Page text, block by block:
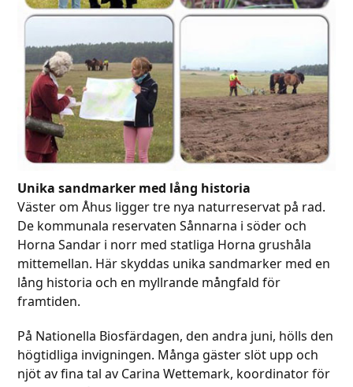
Unika sandmarker med lång historia
Väster om Åhus ligger tre nya naturreservat på rad.
De kommunala reservaten Sånnarna i söder och
Horna Sandar i norr med statliga Horna grushåla
mittemellan. Här skyddas unika sandmarker med en
lång historia och en myllrande mångfald för
framtiden.
På Nationella Biosfärdagen, den andra juni, hölls den
högtidliga invigningen. Många gäster slöt upp och
njöt av fina tal av Carina Wettemark, koordinator för